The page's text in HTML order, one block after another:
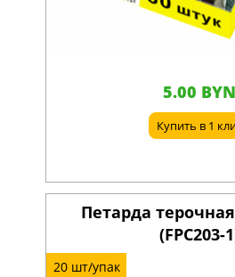
5.00 BYN
Купить в 1
Петарда
(FPC203-
20 шт/упак